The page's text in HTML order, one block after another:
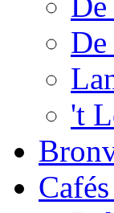
De
't